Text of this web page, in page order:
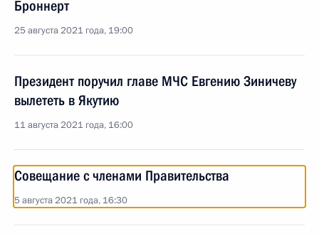
Броннерт
25 августа 2021 года, 19:00
Президент поручил главе МЧС Евгению Зиничеву
вылететь в Якутию
11 августа 2021 года, 16:00
Совещание с членами Правительства
5 августа 2021 года, 16:30